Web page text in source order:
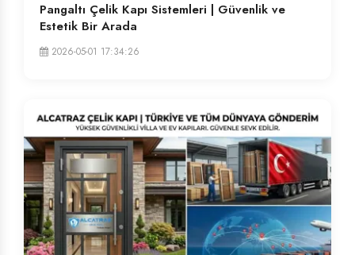
Pangaltı Çelik Kapı Sistemleri | Güvenlik ve
Estetik Bir Arada
2026-05-01 17:34:26